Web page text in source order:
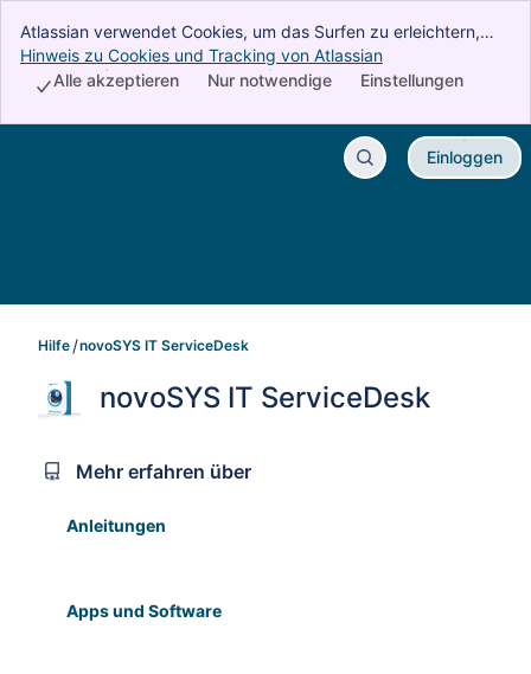
Atlassian verwendet Cookies, um das Surfen zu erleichtern,
Analysen und Recherchen durchzuführen und Werbung zu
betreiben. Akzeptieren Sie alle Cookies, um anzugeben, dass
zustimmen.
Hinweis zu Cookies und Tracking von Atlassian
Einstellungen
Nur notwendige
Alle akzeptieren
Einloggen
Hilfe novoSYS IT ServiceDesk
novoSYS IT ServiceDesk
Mehr erfahren über
Anleitungen
Apps und Software